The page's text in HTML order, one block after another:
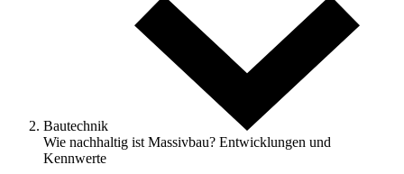
Bautechnik
Wie nachhaltig ist Massivbau? Entwicklungen und
Kennwerte